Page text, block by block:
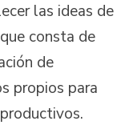
las ideas de
consta de
de
propios para